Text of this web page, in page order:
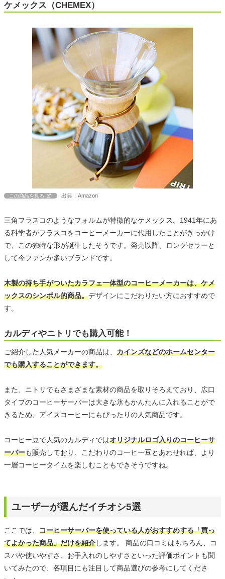
ケメックス（CHEMEX）
この商品を見る 出典：Amazon
三角フラスコのようなフォルムが特徴的なケメックス。1941年にあ
る科学者がフラスコをコーヒーメーカーに代用したことがきっかけ
で、この独特な形が誕生したそうです。発売以降、ロングセラーと
して今ファンが多いブランドです。
木製の持ち手がついたカラフェ一体型のコーヒーメーカーは、ケメ
ックスのシンボル的商品。デザインにこだわりたい方におすすめで
す。
カルディやニトリでも購入可能！
ご紹介した人気メーカーの商品は、 カインズなどのホームセンター
でも購入することができます。
また、ニトリでもさまざまな素材の商品を取りそろえており、広口
タイプのコーヒーサーバーは大きな氷もかんたんに入れることがで
きるため、アイスコーヒーにもぴったりの人気商品です。
コーヒー豆で人気のカルディではオリジナルロゴ入りのコーヒーサ
ーバーも販売しており、こだわりのコーヒー豆とあわせれば、より
一層コーヒータイムを楽しむこともできそうですね。
ユーザーが選んだイチオシ5選
ここでは、 コーヒーサーバーを使っている人がおすすめする「買っ
てよかった商品」だけを紹介します。 商品の口コミはもちろん、コ
スパや使いやすさ、お手入れのしやすさといった評価ポイントも聞
いてみたので、各項目にも注目して商品選びの参考にしてくださ